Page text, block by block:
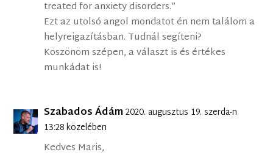
treated for anxiety disorders.”
Ezt az utolsó angol mondatot én nem találom a
helyreigazításban. Tudnál segíteni?
Köszönöm szépen, a választ is és értékes
munkádat is!
Szabados Ádám2020. augusztus 19. szerda-n
13:28 közelében
Kedves Maris,